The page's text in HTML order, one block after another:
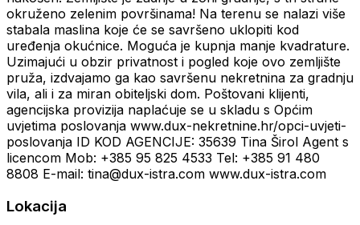
okruženo zelenim površinama! Na terenu se nalazi više
stabala maslina koje će se savršeno uklopiti kod
uređenja okućnice. Moguća je kupnja manje kvadrature.
Uzimajući u obzir privatnost i pogled koje ovo zemljište
pruža, izdvajamo ga kao savršenu nekretnina za gradnju
vila, ali i za miran obiteljski dom. Poštovani klijenti,
agencijska provizija naplaćuje se u skladu s Općim
uvjetima poslovanja www.dux-nekretnine.hr/opci-uvjeti-
poslovanja ID KOD AGENCIJE: 35639 Tina Širol Agent s
licencom Mob: +385 95 825 4533 Tel: +385 91 480
8808 E-mail: tina@dux-istra.com www.dux-istra.com
Lokacija